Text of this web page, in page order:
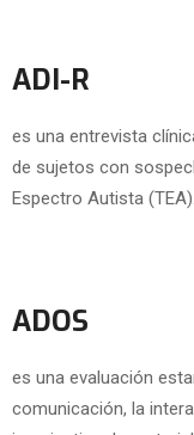
ADI-R
es una entrevista
de sujetos con
Espectro Autista (TEA).
ADOS
es una evaluación
comunicación, la